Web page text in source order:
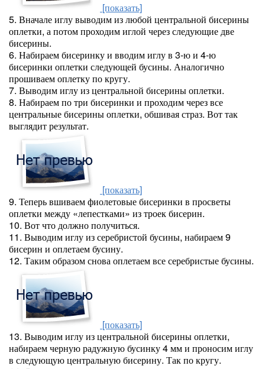
[показать]
5. Вначале иглу выводим из любой центральной бисерины
оплетки, а потом проходим иглой через следующие две
бисерины.
6. Набираем бисеринку и вводим иглу в 3-ю и 4-ю
бисеринки оплетки следующей бусины. Аналогично
прошиваем оплетку по кругу.
7. Выводим иглу из центральной бисерины оплетки.
8. Набираем по три бисеринки и проходим через все
центральные бисерины оплетки, обшивая страз. Вот так
выглядит результат.
[показать]
9. Теперь вшиваем фиолетовые бисеринки в просветы
оплетки между «лепестками» из троек бисерин.
10. Вот что должно получиться.
11. Выводим иглу из серебристой бусины, набираем 9
бисерин и оплетаем бусину.
12. Таким образом снова оплетаем все серебристые бусины.
[показать]
13. Выводим иглу из центральной бисерины оплетки,
набираем черную радужную бусинку 4 мм и проносим иглу
в следующую центральную бисерину. Так по кругу.